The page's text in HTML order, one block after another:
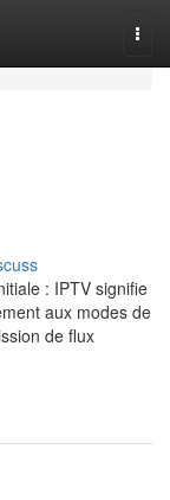
: IPTV signifie
aux modes de
de flux